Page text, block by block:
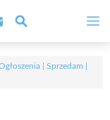
| Sprzedam |